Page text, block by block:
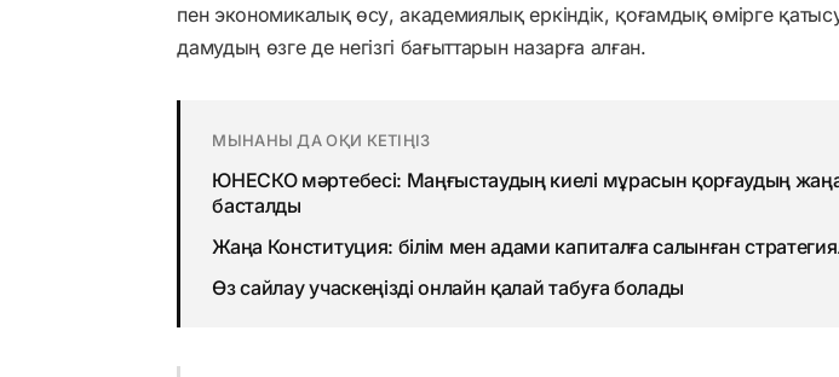
пен экономикалық өсу, академиялық еркіндік, қоғамдық өмірге
дамудың өзге де негізгі бағыттарын назарға алған.
МЫНАНЫ ДА ОҚИ КЕТІҢІЗ
ЮНЕСКО мәртебесі: Маңғыстаудың киелі мұрасын қорғаудың жаңа
басталды
Жаңа Конституция: білім мен адами капиталға салынған
Өз сайлау учаскеңізді онлайн қалай табуға болады